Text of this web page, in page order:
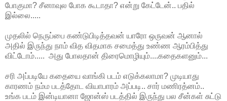
போகுமா? சீனாவுல போக கூடாதா? என்று கேட்டேன்.. பதில்
இல்லை.....
முதலில் நெருப்பை கண்டுபிடித்தவன் யாரோ ஒருவன் ஆனால்
அதில் இருந்து நாம் வித விதமாக சமைத்து உண்ண ஆரம்பித்து
விட்டோம்..... அது போலதான் திரைமொழியும்....கதைகளனும்...
சரி அப்படியே கதையை வாங்கி படம் எடுக்கலாமா? முடியாது
காரணம் நம்ம படத்தோட வியாபாரம் அப்படி.. சார் மணிரத்னம்..
உங்க படம் இன்டியானா ஜோன்ஸ் படத்தில் இருந்து பல சீன்கள் சுட்டு